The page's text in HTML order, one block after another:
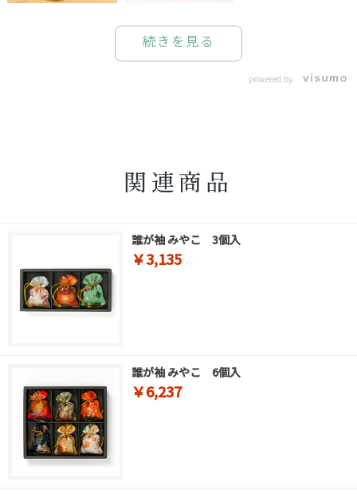
続きを見る
powered by
関連商品
誰が袖 みやこ 3個入
￥3,135
誰が袖 みやこ 6個入
￥6,237